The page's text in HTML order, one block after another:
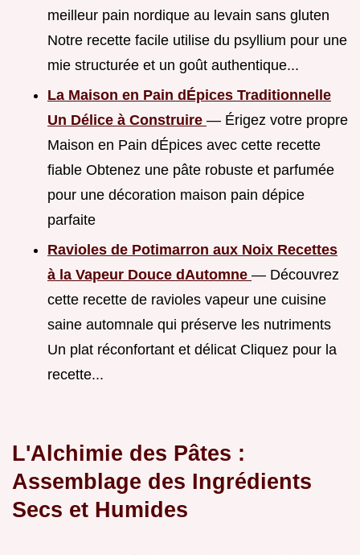
meilleur pain nordique au levain sans gluten
Notre recette facile utilise du psyllium pour une
mie structurée et un goût authentique...
La Maison en Pain dÉpices Traditionnelle
Un Délice à Construire — Érigez votre propre
Maison en Pain dÉpices avec cette recette
fiable Obtenez une pâte robuste et parfumée
pour une décoration maison pain dépice
parfaite
Ravioles de Potimarron aux Noix Recettes
à la Vapeur Douce dAutomne — Découvrez
cette recette de ravioles vapeur une cuisine
saine automnale qui préserve les nutriments
Un plat réconfortant et délicat Cliquez pour la
recette...
L'Alchimie des Pâtes :
Assemblage des Ingrédients
Secs et Humides